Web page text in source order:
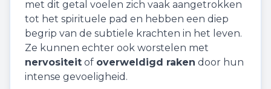
met dit getal voelen zich vaak aangetrokken
tot het spirituele pad en hebben een diep
begrip van de subtiele krachten in het leven.
Ze kunnen echter ook worstelen met
nervositeit of overweldigd raken door hun
intense gevoeligheid.